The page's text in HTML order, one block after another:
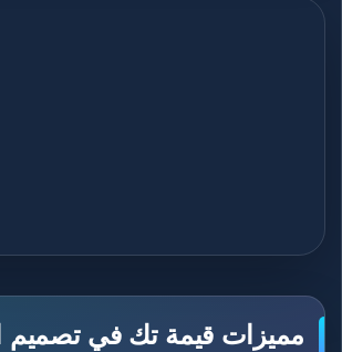
مميزات قيمة تك في تصميم